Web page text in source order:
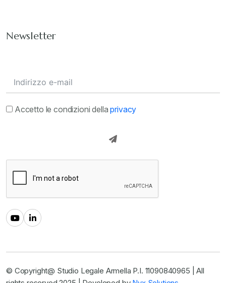
Newsletter
Accetto le condizioni dellaprivacy
© Copyright@ Studio Legale Armella P.I. 11090840965 | All